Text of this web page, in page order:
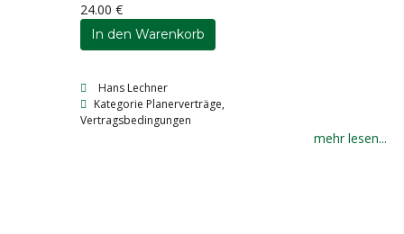
24.00 €
Hans Lechner
Kategorie Planerverträge,
Vertragsbedingungen
mehr lesen...